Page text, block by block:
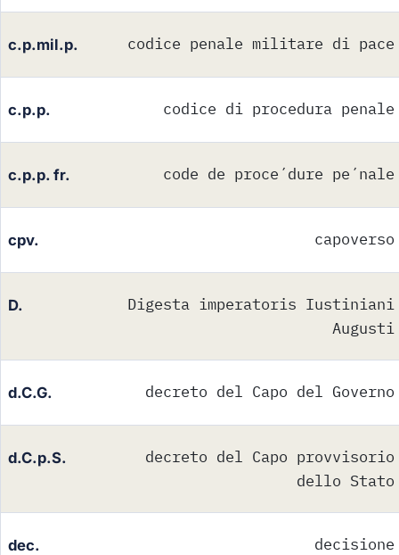
c.p.mil.p. codice penale militare di pace
c.p.p. codice di procedura penale
c.p.p. fr. code de proce´dure pe´nale
cpv. capoverso
D.
Digesta imperatoris Iustiniani
Augusti
d.C.G. decreto del Capo del Governo
d.C.p.S.
decreto del Capo provvisorio
dello Stato
dec. decisione